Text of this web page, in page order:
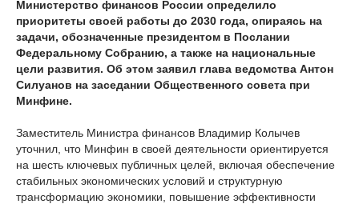
Министерство финансов России определило
приоритеты своей работы до 2030 года, опираясь на
задачи, обозначенные президентом в Послании
Федеральному Собранию, а также на национальные
цели развития. Об этом заявил глава ведомства Антон
Силуанов на заседании Общественного совета при
Минфине.
Заместитель Министра финансов Владимир Колычев
уточнил, что Минфин в своей деятельности ориентируется
на шесть ключевых публичных целей, включая обеспечение
стабильных экономических условий и структурную
трансформацию экономики, повышение эффективности